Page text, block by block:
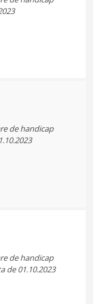
de handicap
de handicap
de 01.10.2023